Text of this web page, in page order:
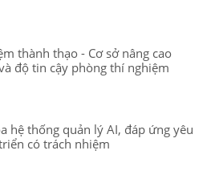
thành thạo - Cơ sở nâng cao
độ tin cậy phòng thí nghiệm
hệ thống quản lý AI, đáp ứng yêu
có trách nhiệm